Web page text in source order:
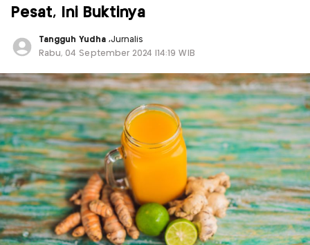
Pesat, Ini Buktinya
Tangguh Yudha ,Jurnalis
Rabu, 04 September 2024 |14:19 WIB